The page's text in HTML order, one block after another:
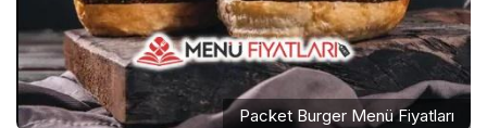
Packet Burger Menü Fiyatları